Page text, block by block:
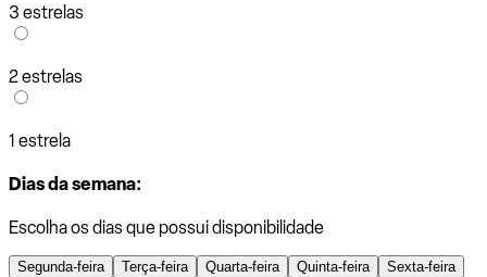
3 estrelas
2 estrelas
1 estrela
Dias da semana:
Escolha os dias que possui disponibilidade
Segunda-feira Terça-feira Quarta-feira Quinta-feira
Sexta-feira